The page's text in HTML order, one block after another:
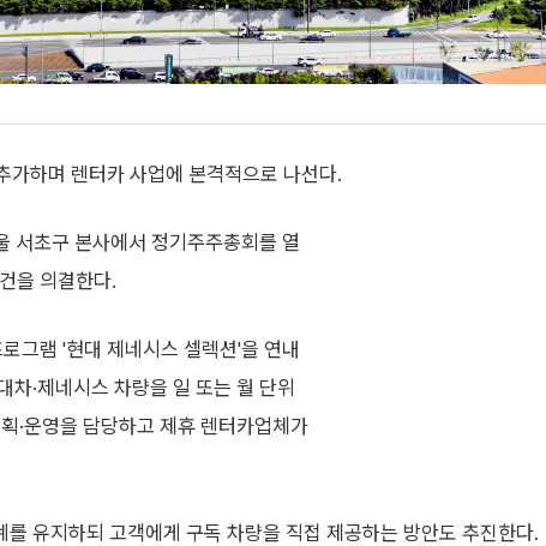
하며 렌터카 사업에 본격적으로 나선다.
서초구 본사에서 정기주주총회를 열
을 의결한다.
그램 '현대 제네시스 셀렉션'을 연내
·제네시스 차량을 일 또는 월 단위
·운영을 담당하고 제휴 렌터카업체가
유지하되 고객에게 구독 차량을 직접 제공하는 방안도 추진한다.